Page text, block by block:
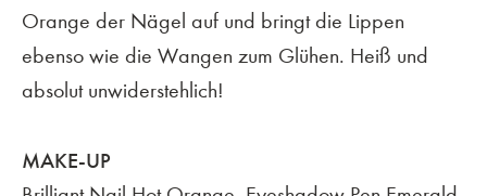
Orange der Nägel auf und bringt die Lippen
ebenso wie die Wangen zum Glühen. Heiß und
absolut unwiderstehlich!
MAKE-UP